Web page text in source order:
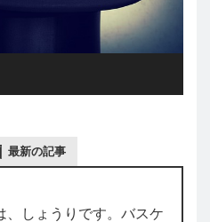
最新の記事
、しょうりです。バスケ